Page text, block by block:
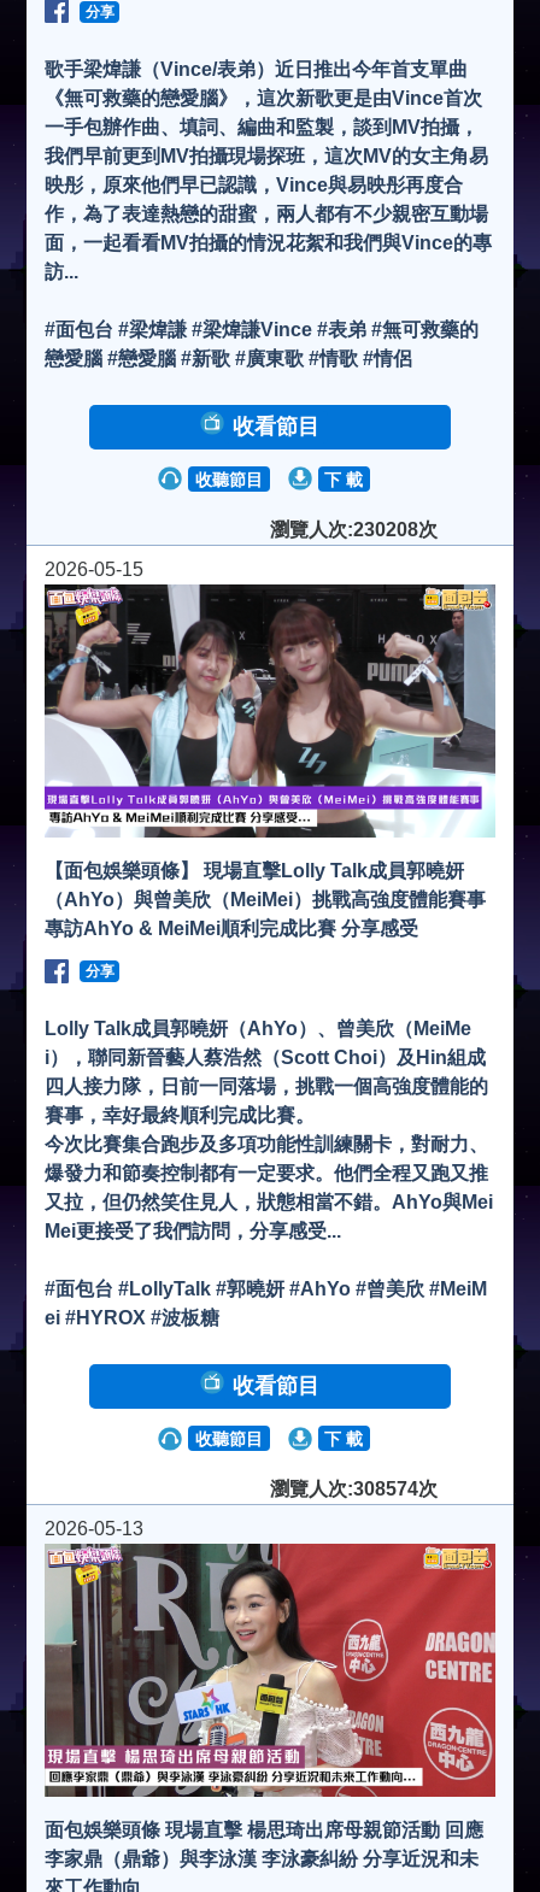
分享
歌手梁煒謙（Vince/表弟）近日推出今年首支單曲
《無可救藥的戀愛腦》，這次新歌更是由Vince首次
一手包辦作曲、填詞、編曲和監製，談到MV拍攝，
我們早前更到MV拍攝現場探班，這次MV的女主角易
映彤，原來他們早已認識，Vince與易映彤再度合
作，為了表達熱戀的甜蜜，兩人都有不少親密互動場
面，一起看看MV拍攝的情況花絮和我們與Vince的專
訪...
#面包台 #梁煒謙 #梁煒謙Vince #表弟 #無可救藥的
戀愛腦 #戀愛腦 #新歌 #廣東歌 #情歌 #情侶
收看節目
收聽節目 下 載
瀏覽人次:230208次
2026-05-15
【面包娛樂頭條】 現場直擊Lolly Talk成員郭曉妍
（AhYo）與曾美欣（MeiMei）挑戰高強度體能賽事
專訪AhYo & MeiMei順利完成比賽 分享感受
分享
Lolly Talk成員郭曉妍（AhYo）、曾美欣（MeiMe
i），聯同新晉藝人蔡浩然（Scott Choi）及Hin組成
四人接力隊，日前一同落場，挑戰一個高強度體能的
賽事，幸好最終順利完成比賽。
今次比賽集合跑步及多項功能性訓練關卡，對耐力、
爆發力和節奏控制都有一定要求。他們全程又跑又推
又拉，但仍然笑住見人，狀態相當不錯。AhYo與Mei
Mei更接受了我們訪問，分享感受...
#面包台 #LollyTalk #郭曉妍 #AhYo #曾美欣 #MeiM
ei #HYROX #波板糖
收看節目
收聽節目 下 載
瀏覽人次:308574次
2026-05-13
面包娛樂頭條 現場直擊 楊思琦出席母親節活動 回應
李家鼎（鼎爺）與李泳漢 李泳豪糾紛 分享近況和未
來工作動向...